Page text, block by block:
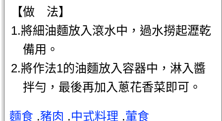
【做 法】
1.將細油麵放入滾水中，過水撈起瀝乾
備用。
2.將作法1的油麵放入容器中，淋入醬
拌勻，最後再加入蔥花香菜即可。
麵食 .豬肉 .中式料理 .葷食